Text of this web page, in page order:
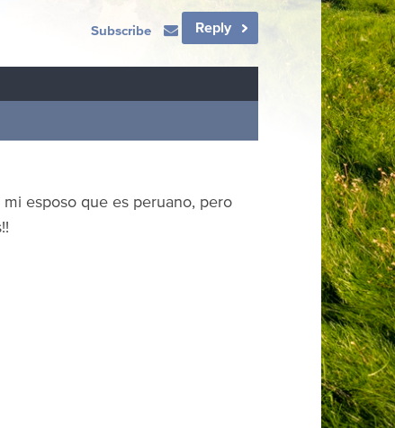
Subscribe Reply
esposo que es peruano, pero